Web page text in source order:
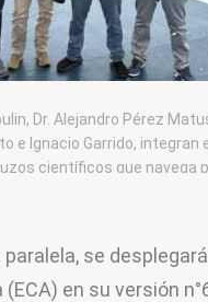
Dr. Alejandro Pérez
e Ignacio Garrido, integran
científicos que navega
paralela, se
en su versión